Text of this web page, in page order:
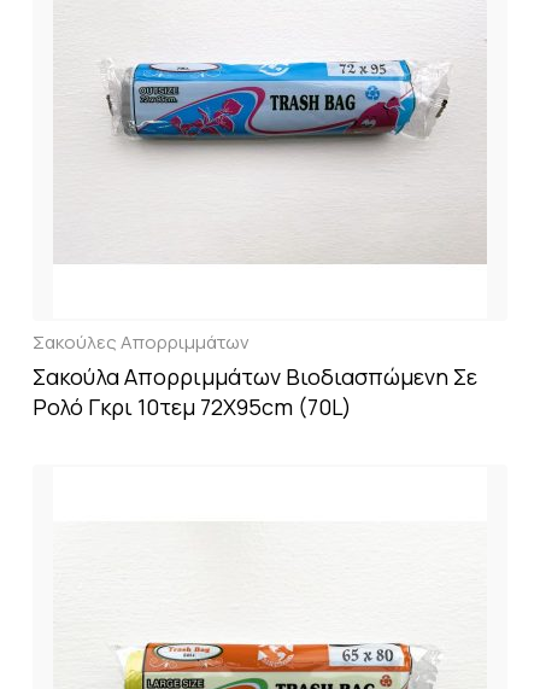
Σακούλες Απορριμμάτων
Σακούλα Απορριμμάτων Βιοδιασπώμενη Σε
Ρολό Γκρι 10τεμ 72X95cm (70L)